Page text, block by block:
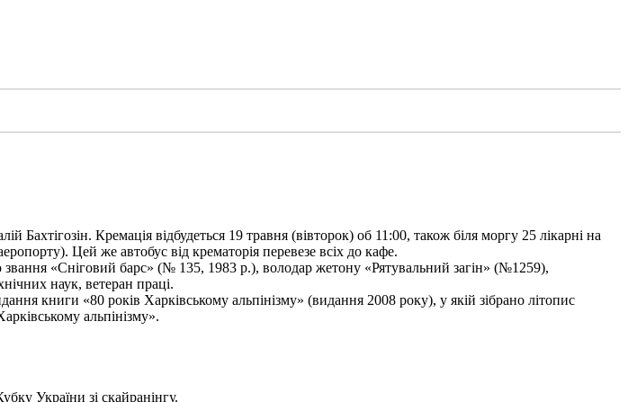
Кремація відбудеться 19 травня (вівторок) об 11:00, також біля моргу 25 лікарні на
Цей же автобус від крематорія перевезе всіх до кафе.
«Сніговий барс» (№ 135, 1983 р.), володар жетону «Рятувальний загін» (№1259),
наук, ветеран праці.
книги «80 років Харківському альпінізму» (видання 2008 року), у якій зібрано літопис
альпінізму».
України зі скайранінгу.